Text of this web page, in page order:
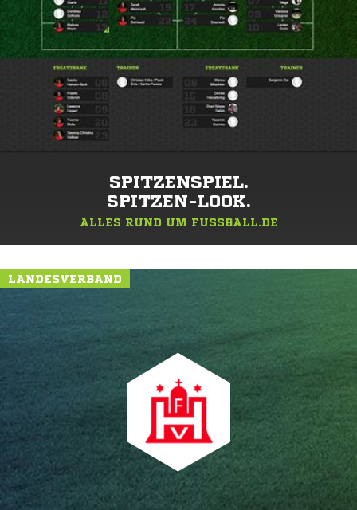
SPITZENSPIEL.
SPITZEN-LOOK.
ALLES RUND UM FUSSBALL.DE
LANDESVERBAND